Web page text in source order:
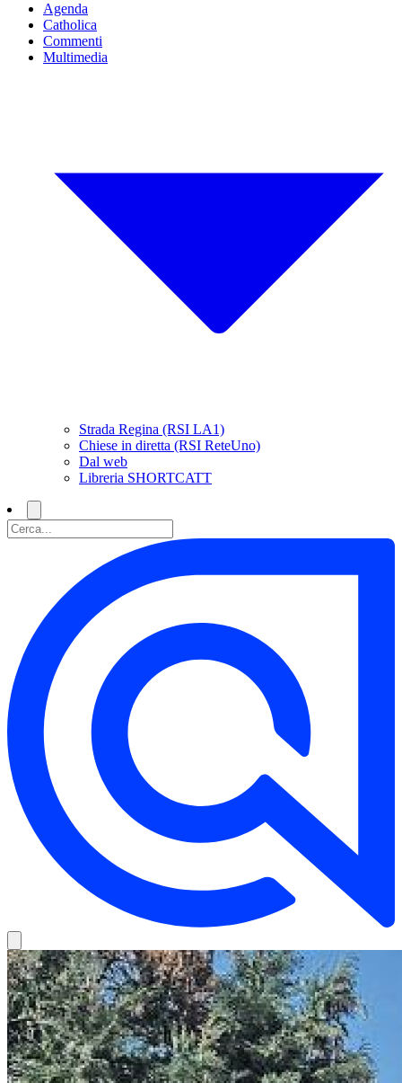
Agenda
Catholica
Commenti
Multimedia
Strada Regina (RSI LA1)
Chiese in diretta (RSI ReteUno)
Dal web
Libreria SHORTCATT